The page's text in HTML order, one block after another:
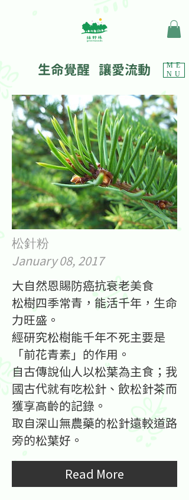
ME
NU
生命覺醒 讓愛流動
松針粉
January 08, 2017
大自然恩賜防癌抗衰老美食
松樹四季常青，能活千年，生命
力旺盛。
經研究松樹能千年不死主要是
「前花青素」的作用。
自古傳說仙人以松葉為主食；我
國古代就有吃松針、飲松針茶而
獲享高齡的記錄。
取自深山無農藥的松針遠較道路
旁的松葉好。
Read More